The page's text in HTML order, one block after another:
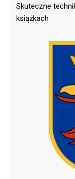
Skuteczne
książkach